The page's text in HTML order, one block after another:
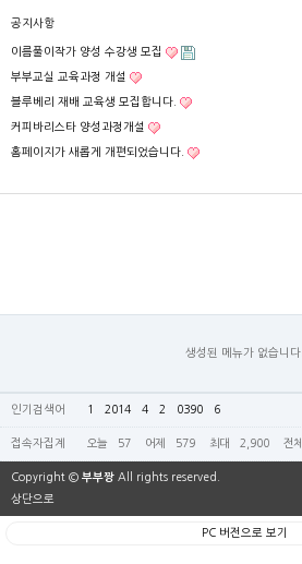
공지사항
이름풀이작가 양성 수강생 모집
부부교실 교육과정 개설
블루베리 재배 교육생 모집합니다.
커피바리스타 양성과정개설
홈페이지가 새롭게 개편되었습니다.
생성된 메뉴가 없습니다.
인기검색어 1 2014 4 2 0390 6
접속자집계 오늘 57 어제 579 최대 2,900 전체
Copyright © 부부짱 All rights reserved.
상단으로
PC 버전으로 보기